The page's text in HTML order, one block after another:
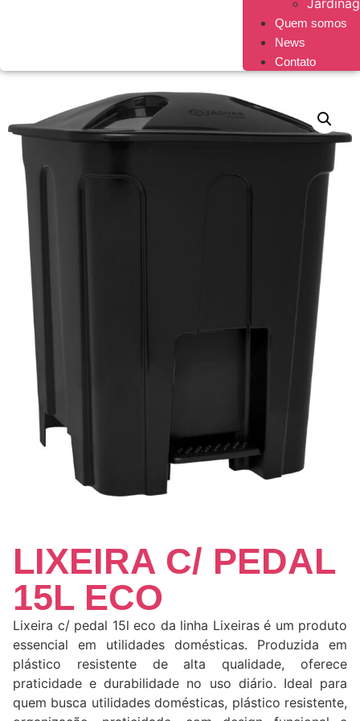
Quem somos
News
Contato
LIXEIRA C/ PEDAL
15L ECO
Lixeira c/ pedal 15l eco da linha Lixeiras é um produto
essencial em utilidades domésticas. Produzida em
plástico resistente de alta qualidade, oferece
praticidade e durabilidade no uso diário. Ideal para
quem busca utilidades domésticas, plástico resistente,